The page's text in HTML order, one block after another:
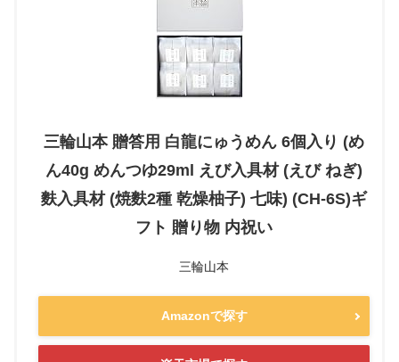
三輪山本 贈答用 白龍にゅうめん 6個入り (め
ん40g めんつゆ29ml えび入具材 (えび ねぎ)
麩入具材 (焼麩2種 乾燥柚子) 七味) (CH-6S)ギ
フト 贈り物 内祝い
三輪山本
Amazonで探す